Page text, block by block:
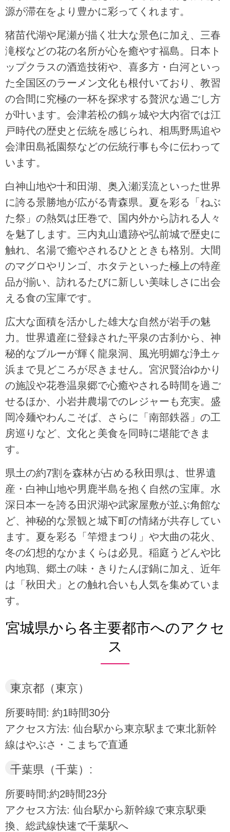
源が滞在をより豊かに彩ってくれます。
猪苗代湖や尾瀬が描く壮大な景色に加え、三春
滝桜などの花の名所が心を癒やす福島。日本ト
ップクラスの酒造技術や、喜多方・白河といっ
た全国区のラーメン文化も根付いており、教習
の合間に究極の一杯を探求する贅沢な過ごし方
が叶います。会津若松の鶴ヶ城や大内宿では江
戸時代の歴史と伝統を感じられ、相馬野馬追や
会津田島祗園祭などの伝統行事も今に伝わって
います。
白神山地や十和田湖、奥入瀬渓流といった世界
に誇る景勝地が広がる青森県。夏を彩る「ねぶ
た祭」の熱気は圧巻で、国内外から訪れる人々
を魅了します。三内丸山遺跡や弘前城で歴史に
触れ、名湯で癒やされるひとときも格別。大間
のマグロやリンゴ、ホタテといった極上の特産
品が揃い、訪れるたびに新しい美味しさに出会
える食の宝庫です。
広大な面積を活かした雄大な自然が岩手の魅
力。世界遺産に登録された平泉の古刹から、神
秘的なブルーが輝く龍泉洞、風光明媚な浄土ヶ
浜まで見どころが尽きません。宮沢賢治ゆかり
の施設や花巻温泉郷で心癒やされる時間を過ご
せるほか、小岩井農場でのレジャーも充実。盛
岡冷麺やわんこそば、さらに「南部鉄器」の工
房巡りなど、文化と美食を同時に堪能できま
す。
県土の約7割を森林が占める秋田県は、世界遺
産・白神山地や男鹿半島を抱く自然の宝庫。水
深日本一を誇る田沢湖や武家屋敷が並ぶ角館な
ど、神秘的な景観と城下町の情緒が共存してい
ます。夏を彩る「竿燈まつり」や大曲の花火、
冬の幻想的なかまくらは必見。稲庭うどんや比
内地鶏、郷土の味・きりたんぽ鍋に加え、近年
は「秋田犬」との触れ合いも人気を集めていま
す。
宮城県から各主要都市へのアクセ
ス
東京都（東京）
所要時間: 約1時間30分
アクセス方法: 仙台駅から東京駅まで東北新幹
線はやぶさ・こまちで直通
千葉県（千葉）:
所要時間:約2時間23分
アクセス方法: 仙台駅から新幹線で東京駅乗
換、総武線快速で千葉駅へ